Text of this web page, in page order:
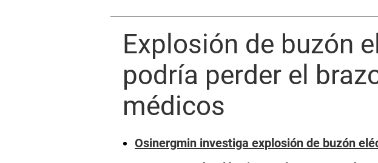
Explosión de buzón
podría perder el
médicos
Osinergmin investiga explosión de buzón